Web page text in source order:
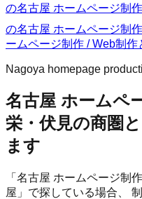
の名古屋 ホームページ制
の名古屋 ホームページ制
ームページ制作 / Web制作
Nagoya homepage
名古屋 ホームペ
栄・伏見の商圏
ます
「名古屋 ホームページ制
屋」で探している場合、